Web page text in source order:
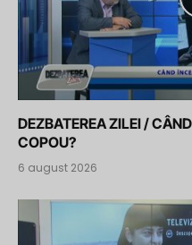
DEZBATEREA ZILEI /
COPOU?
6 august 2026